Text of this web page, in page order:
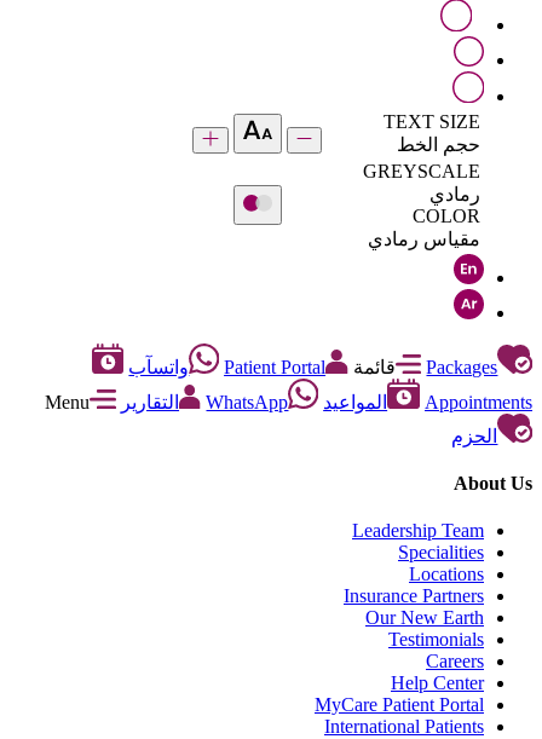
TEXT SIZE
حجم الخط
GREYSCALE
رمادي
COLOR
مقياس رمادي
Packages قائمة Patient Portal
واتسآب
Appointments
المواعيد WhatsApp التقارير
Menu
الحزم
About Us
Leadership Team
Specialities
Locations
Insurance Partners
Our New Earth
Testimonials
Careers
Help Center
MyCare Patient Portal
International Patients